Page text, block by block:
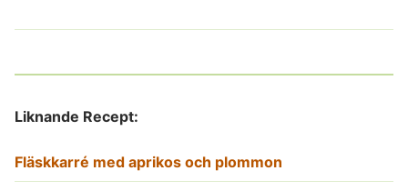
Liknande Recept:
Fläskkarré med aprikos och plommon